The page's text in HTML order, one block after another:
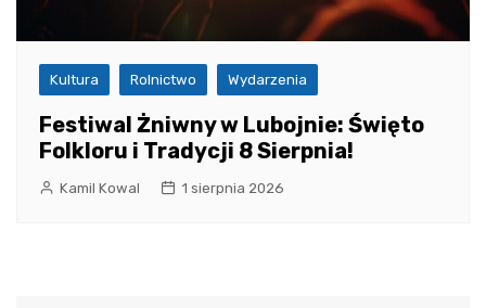
Kultura Rolnictwo Wydarzenia
Festiwal Żniwny w Lubojnie: Święto
Folkloru i Tradycji 8 Sierpnia!
Kamil Kowal 1 sierpnia 2026